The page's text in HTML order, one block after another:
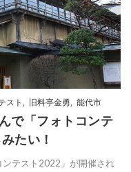
スト 旧料亭金勇 能代市
で「フォトコンテ
たい！
テスト2022」が開催され